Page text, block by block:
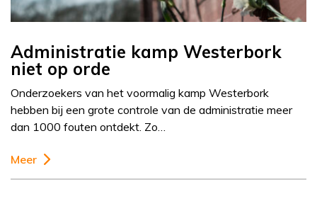
Administratie kamp Westerbork
niet op orde
Onderzoekers van het voormalig kamp Westerbork
hebben bij een grote controle van de administratie meer
dan 1000 fouten ontdekt. Zo…
Meer